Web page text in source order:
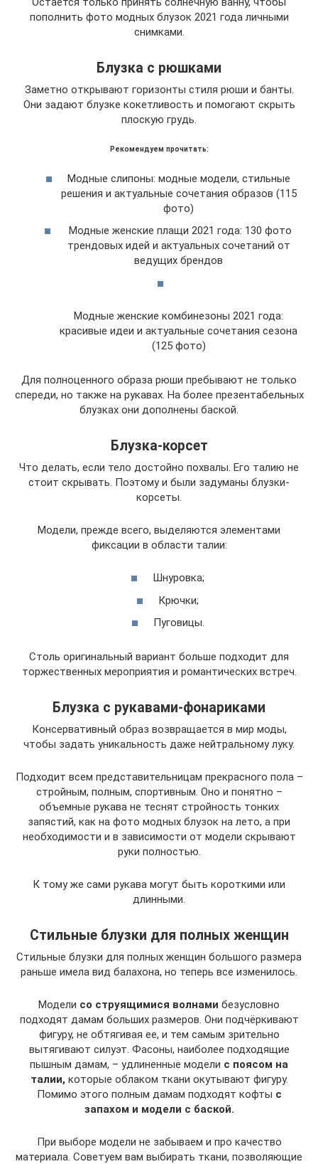
пополнить фото модных блузок 2021 года личными
снимками.
Блузка с рюшками
Заметно открывают горизонты стиля рюши и банты.
Они задают блузке кокетливость и помогают скрыть
плоскую грудь.
Рекомендуем прочитать:
Модные слипоны: модные модели, стильные
решения и актуальные сочетания образов (115
фото)
Модные женские плащи 2021 года: 130 фото
трендовых идей и актуальных сочетаний от
ведущих брендов
Модные женские комбинезоны 2021 года:
красивые идеи и актуальные сочетания сезона
(125 фото)
Для полноценного образа рюши пребывают не только
спереди, но также на рукавах. На более презентабельных
блузках они дополнены баской.
Блузка-корсет
Что делать, если тело достойно похвалы. Его талию не
стоит скрывать. Поэтому и были задуманы блузки-
корсеты.
Модели, прежде всего, выделяются элементами
фиксации в области талии:
Шнуровка;
Крючки;
Пуговицы.
Столь оригинальный вариант больше подходит для
торжественных мероприятия и романтических встреч.
Блузка с рукавами-фонариками
Консервативный образ возвращается в мир моды,
чтобы задать уникальность даже нейтральному луку.
Подходит всем представительницам прекрасного пола –
стройным, полным, спортивным. Оно и понятно –
объемные рукава не теснят стройность тонких
запястий, как на фото модных блузок на лето, а при
необходимости и в зависимости от модели скрывают
руки полностью.
К тому же сами рукава могут быть короткими или
длинными.
Стильные блузки для полных женщин
Стильные блузки для полных женщин большого размера
раньше имела вид балахона, но теперь все изменилось.
Модели со струящимися волнами безусловно
подходят дамам больших размеров. Они подчёркивают
фигуру, не обтягивая ее, и тем самым зрительно
вытягивают силуэт. Фасоны, наиболее подходящие
пышным дамам, – удлиненные модели с поясом на
талии, которые облаком ткани окутывают фигуру.
Помимо этого полным дамам подходят кофты с
запахом и модели с баской.
При выборе модели не забываем и про качество
материала. Советуем вам выбирать ткани, позволяющие